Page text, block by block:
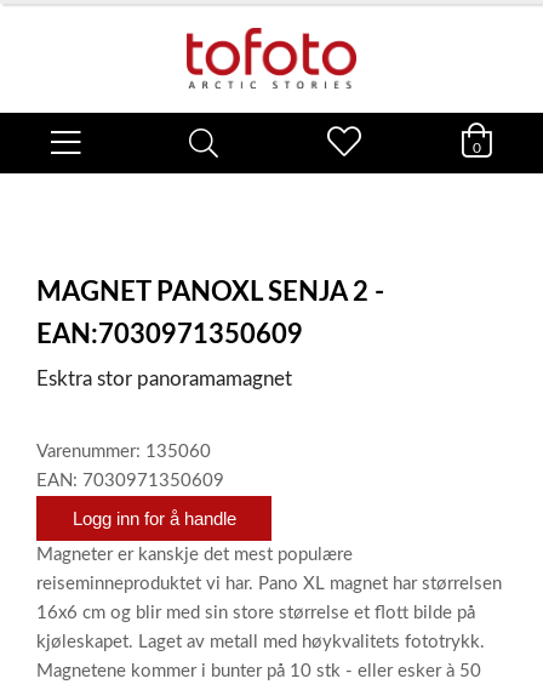
0
MAGNET PANOXL SENJA 2 -
EAN:7030971350609
Esktra stor panoramamagnet
Varenummer: 135060
EAN: 7030971350609
Logg inn for å handle
Magneter er kanskje det mest populære
reiseminneproduktet vi har. Pano XL magnet har størrelsen
16x6 cm og blir med sin store størrelse et flott bilde på
kjøleskapet. Laget av metall med høykvalitets fototrykk.
Magnetene kommer i bunter på 10 stk - eller esker à 50